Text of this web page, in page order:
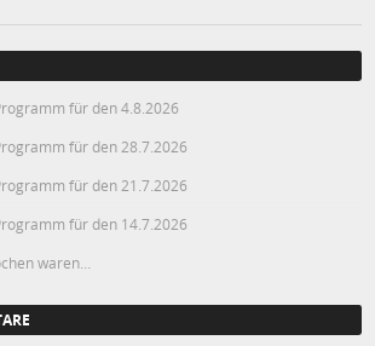
für den 4.8.2026
für den 28.7.2026
für den 21.7.2026
für den 14.7.2026
waren…